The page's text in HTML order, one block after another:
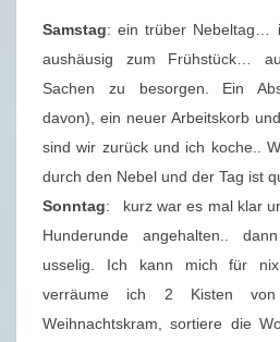
2
0
0
(
0
1
.
0
2
.
Samstag: ein trüber Nebeltag…
aushäusig zum Frühstück…
Sachen zu besorgen. Ein
davon), ein neuer Arbeitskorb
sind wir zurück und ich koche..
durch den Nebel und der Tag ist
Sonntag: kurz war es mal klar
Hunderunde angehalten..
usselig. Ich kann mich für nix
verräume ich 2 Kisten
Weihnachtskram, sortiere die